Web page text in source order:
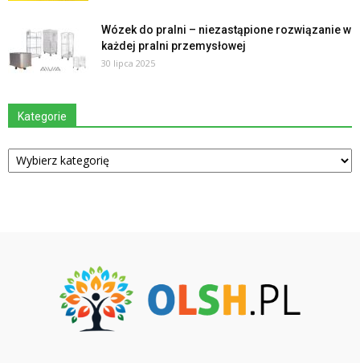
Wózek do pralni – niezastąpione rozwiązanie w
każdej pralni przemysłowej
30 lipca 2025
Kategorie
Kategorie